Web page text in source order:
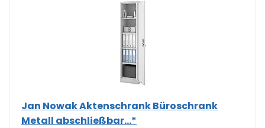
Jan Nowak Aktenschrank Büroschrank
Metall abschließbar...*